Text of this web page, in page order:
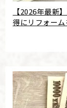
【2026年最新
得にリフォーム